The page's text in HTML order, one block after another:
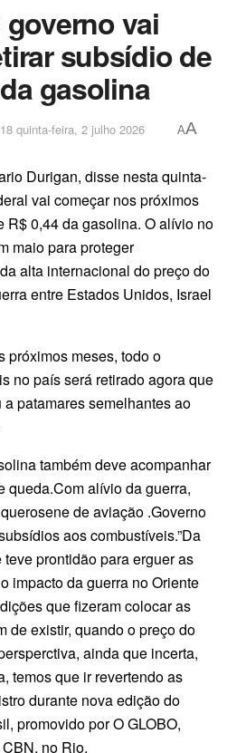
vai
subsídio de
gasolina
quinta-feira, 2 julho 2026 AA
Durigan, disse nesta quinta-
vai começar nos próximos
R$ 0,44 da gasolina. O alívio no
maio para proteger
alta internacional do preço do
entre Estados Unidos, Israel
próximos meses, todo o
no país será retirado agora que
patamares semelhantes ao
também deve acompanhar
queda.Com alívio da guerra,
de aviação .Governo
aos combustíveis.”Da
prontidão para erguer as
impacto da guerra no Oriente
que fizeram colocar as
de existir, quando o preço do
ainda que incerta,
temos que ir revertendo as
durante nova edição do
promovido por O GLOBO,
no Rio.